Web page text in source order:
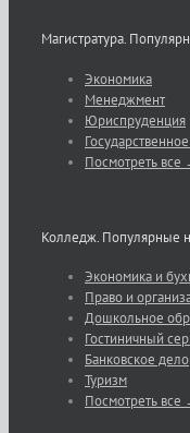
Магистратура.
Экономика
Менеджмент
Юриспруденция
Посмотреть все
Колледж. Популярные
Экономика и
Право и
Дошкольное
Гостиничный
Банковское дело
Туризм
Посмотреть все